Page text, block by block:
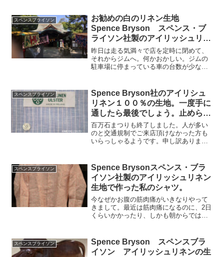
は自己ベスト更新できましたが、今年も
更新できるように頑張...
スペンスブライソン
お勧めの白のリネン生地
Spence Bryson スペンス・ブ
ライソン社製のアイリッシュリネ
ン１００％
昨日は走る気満々で店を定時に閉めて、
それからジムへ。何かおかしい。ジムの
駐車場に停まっている車の台数が少な
度もやらかしております。ジムが休みで
も外走ればいいのです...
スペンスブライソン
Spence Bryson社のアイリシュ
リネン１００％の生地。一度手に
通したら最後でしょう。止められ
ません。
百万石まつりも終了しました。人が多い
のと交通規制でご来店頂けなかった方も
いらっしゃるようです。申し訳ありませ
何だか6月と言うのに肌寒い日が続いてお
りますが、本格的な夏を迎える前に麻素
材のご紹介です。
スペンスブライソン
Spence Brysonスペンス・ブラ
イソン社製のアイリッシュリネン
生地で作った私のシャツ。
今なぜかお腹の筋肉痛がいきなりやって
きまして。最近は筋肉痛になるのに、2日
くらいかかったり、しかも朝からではな
肉痛はいつのでしょうか？考えられるの
は月曜日の夜にジムでト...
スペンスブライソン
Spence Bryson スペンスブラ
イソン アイリッシュリネンの生